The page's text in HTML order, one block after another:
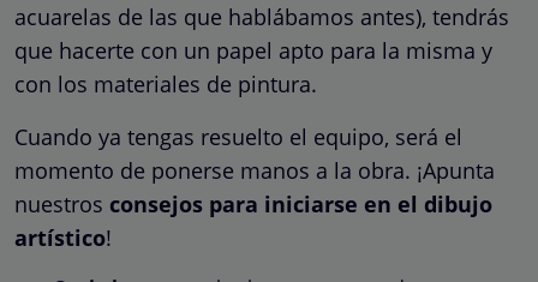
acuarelas de las que hablábamos antes), tendrás
que hacerte con un papel apto para la misma y
con los materiales de pintura.
Cuando ya tengas resuelto el equipo, será el
momento de ponerse manos a la obra. ¡Apunta
nuestros consejos para iniciarse en el dibujo
artístico!